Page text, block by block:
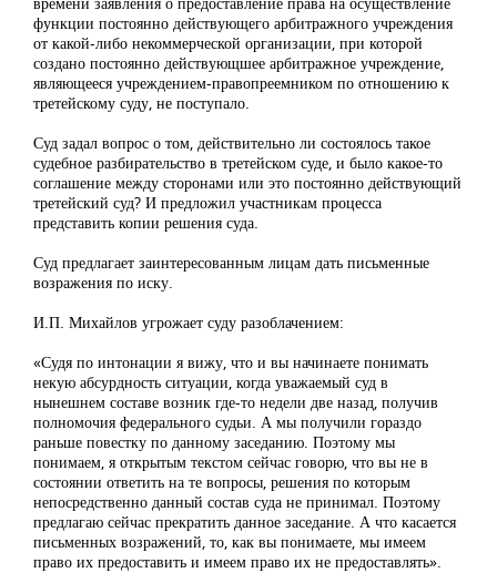
функции постоянно действующего арбитражного учреждения
от какой-либо некоммерческой организации, при которой
создано постоянно действующшее арбитражное учреждение,
являющееся учреждением-правопреемником по отношению к
третейскому суду, не поступало.
Суд задал вопрос о том, действительно ли состоялось такое
судебное разбирательство в третейском суде, и было какое-то
соглашение между сторонами или это постоянно действующий
третейский суд? И предложил участникам процесса
представить копии решения суда.
Суд предлагает заинтересованным лицам дать письменные
возражения по иску.
И.П. Михайлов угрожает суду разоблачением:
«Судя по интонации я вижу, что и вы начинаете понимать
некую абсурдность ситуации, когда уважаемый суд в
нынешнем составе возник где-то недели две назад, получив
полномочия федерального судьи. А мы получили гораздо
раньше повестку по данному заседанию. Поэтому мы
понимаем, я открытым текстом сейчас говорю, что вы не в
состоянии ответить на те вопросы, решения по которым
непосредственно данный состав суда не принимал. Поэтому
предлагаю сейчас прекратить данное заседание. А что касается
письменных возражений, то, как вы понимаете, мы имеем
право их предоставить и имеем право их не предоставлять».